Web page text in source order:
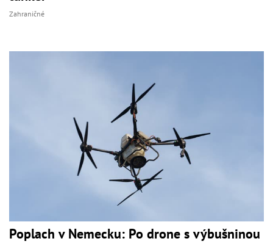
Zahraničné
Poplach v Nemecku: Po drone s výbušninou